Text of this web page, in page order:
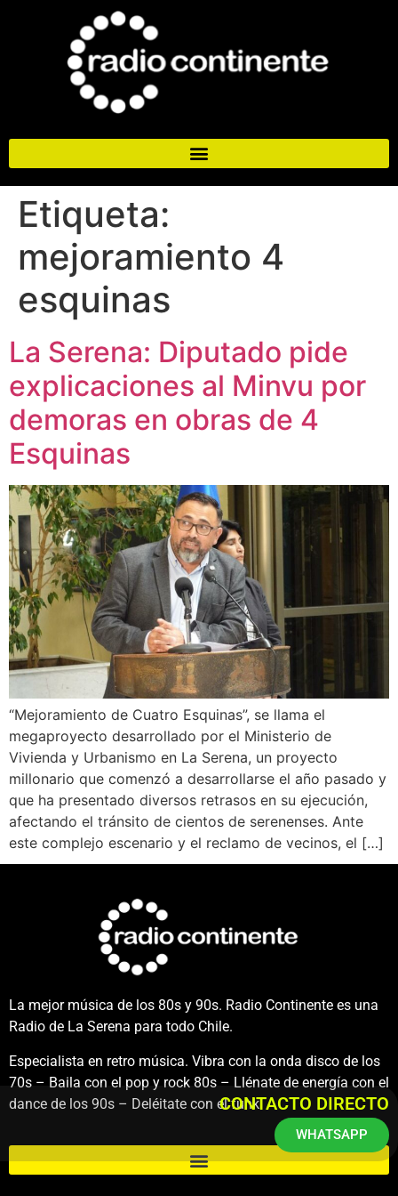
Etiqueta:
mejoramiento 4
esquinas
La Serena: Diputado pide
explicaciones al Minvu por
demoras en obras de 4
Esquinas
“Mejoramiento de Cuatro Esquinas”, se llama el
megaproyecto desarrollado por el Ministerio de
Vivienda y Urbanismo en La Serena, un proyecto
millonario que comenzó a desarrollarse el año pasado y
que ha presentado diversos retrasos en su ejecución,
afectando el tránsito de cientos de serenenses. Ante
este complejo escenario y el reclamo de vecinos, el […]
La mejor música de los 80s y 90s. Radio Continente es una
Radio de La Serena para todo Chile.
Especialista en retro música. Vibra con la onda disco de los
70s – Baila con el pop y rock 80s – Llénate de energía con el
dance de los 90s – Deléitate con el funk.CONTACTO DIRECTO
WHATSAPP